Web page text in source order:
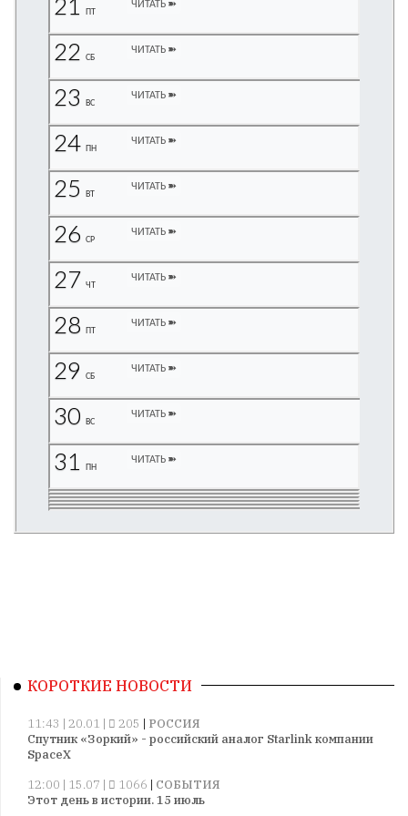
является
обязательным
условием
публикации.
Противоположные
мнения
публикуются,
даже
если
принимаются
восторга.
Главный
редактор
Армен
Геворкян
ПТ
ЧИТАТЬ ➽
22 СБ
ЧИТАТЬ ➽
23 ВС
ЧИТАТЬ ➽
24 ПН
ЧИТАТЬ ➽
25 ВТ
ЧИТАТЬ ➽
26 СР
ЧИТАТЬ ➽
27 ЧТ
ЧИТАТЬ ➽
28 ПТ
ЧИТАТЬ ➽
29 СБ
ЧИТАТЬ ➽
30 ВС
ЧИТАТЬ ➽
31 ПН
ЧИТАТЬ ➽
КОРОТКИЕ НОВОСТИ
11:43 | 20.01 | 205 | РОССИЯ
Спутник «Зоркий» - российский аналог Starlink компании
SpaceX
12:00 | 15.07 |
1066 | СОБЫТИЯ
Этот день в истории. 15 июль